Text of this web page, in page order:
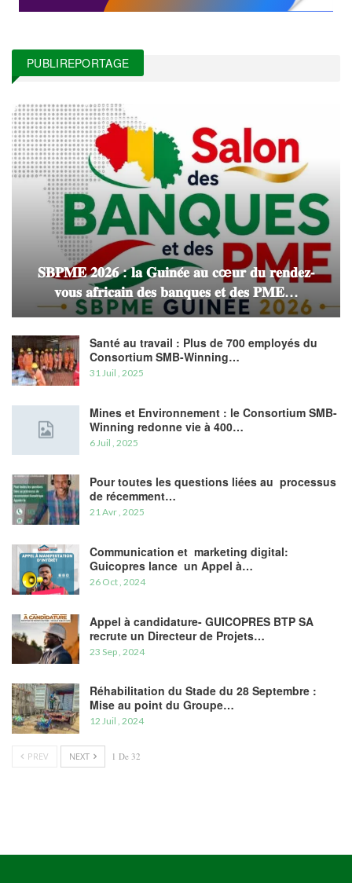
PUBLIREPORTAGE
𝐒𝐁𝐏𝐌𝐄 𝟐𝟎𝟐𝟔 : 𝐥𝐚 𝐆𝐮𝐢𝐧𝐞́𝐞 𝐚𝐮 𝐜œ𝐮𝐫 𝐝𝐮 𝐫𝐞𝐧𝐝𝐞𝐳-
𝐯𝐨𝐮𝐬 𝐚𝐟𝐫𝐢𝐜𝐚𝐢𝐧 𝐝𝐞𝐬 𝐛𝐚𝐧𝐪𝐮𝐞𝐬 𝐞𝐭 𝐝𝐞𝐬 𝐏𝐌𝐄…
Santé au travail : Plus de 700 employés du
Consortium SMB-Winning…
31 Juil , 2025
Mines et Environnement : le Consortium SMB-
Winning redonne vie à 400…
6 Juil , 2025
Pour toutes les questions liées au processus
de récemment…
21 Avr , 2025
Communication et marketing digital:
Guicopres lance un Appel à…
26 Oct , 2024
Appel à candidature- GUICOPRES BTP SA
recrute un Directeur de Projets…
23 Sep , 2024
Réhabilitation du Stade du 28 Septembre :
Mise au point du Groupe…
12 Juil , 2024
PREV NEXT 1 De 32